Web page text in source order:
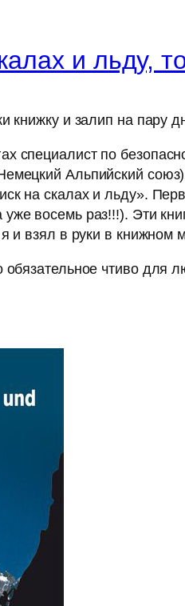
и льду,
и залип на пару
специалист по
Альпийский
на скалах и льду».
восемь раз!!!). Эти
и взял в руки в книжном
чтиво для